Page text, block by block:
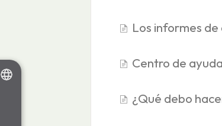
Los informes
Centro de
¿Qué debo